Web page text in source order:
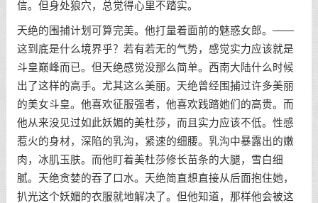
信。但身处狼穴，总觉得心里不踏实。
天绝的围捕计划可算完美。他打量着面前的魅惑女郎。——
这到底是什么境界乎？若有若无的气势，感觉实力应该就是
斗皇巅峰而已。但天绝感觉没那么简单。西南大陆什么时候
出了这样的高手。尤其这么美丽。天绝曾经围捕过许多美丽
的美女斗皇。他喜欢征服强者，他喜欢践踏她们的高贵。而
他从来没见过如此妖媚的美杜莎，而且实力应该不低。性感
惹火的身材，深陷的乳沟，紧速的细腰。乳沟中暴露出的嫩
肉，冰肌玉肤。而他盯着美杜莎修长苗条的大腿，雪白细
腻。天绝贪婪的吞了口水。天绝简直想直接从后面抱住她，
扒光这个妖媚的衣服就地解决了。但他知道，那样他会被这